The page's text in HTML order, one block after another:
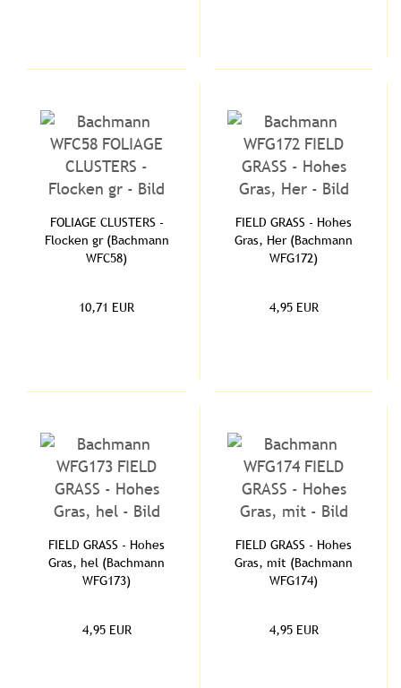
FOLIAGE CLUSTERS -
Flocken gr (Bachmann
WFC58)
10,71 EUR
FIELD GRASS - Hohes
Gras, Her (Bachmann
WFG172)
4,95 EUR
FIELD GRASS - Hohes
Gras, hel (Bachmann
WFG173)
4,95 EUR
FIELD GRASS - Hohes
Gras, mit (Bachmann
WFG174)
4,95 EUR